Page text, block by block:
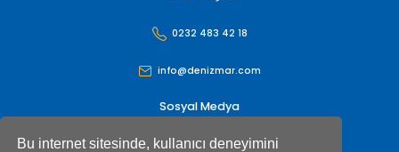
Bu internet sitesinde, kullanıcı deneyimini
0232 483 42 18
info@denizmar.com
Sosyal Medya